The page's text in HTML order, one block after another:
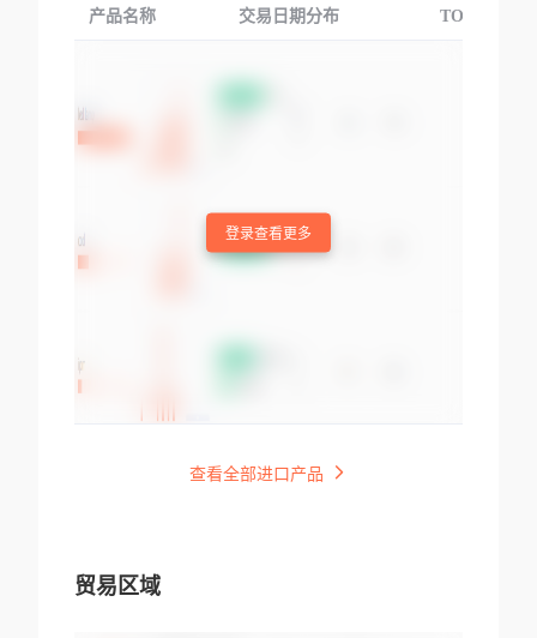
产品名称 交易日期分布 TOP3交易国
登录查看更多
查看全部进口产品
贸易区域